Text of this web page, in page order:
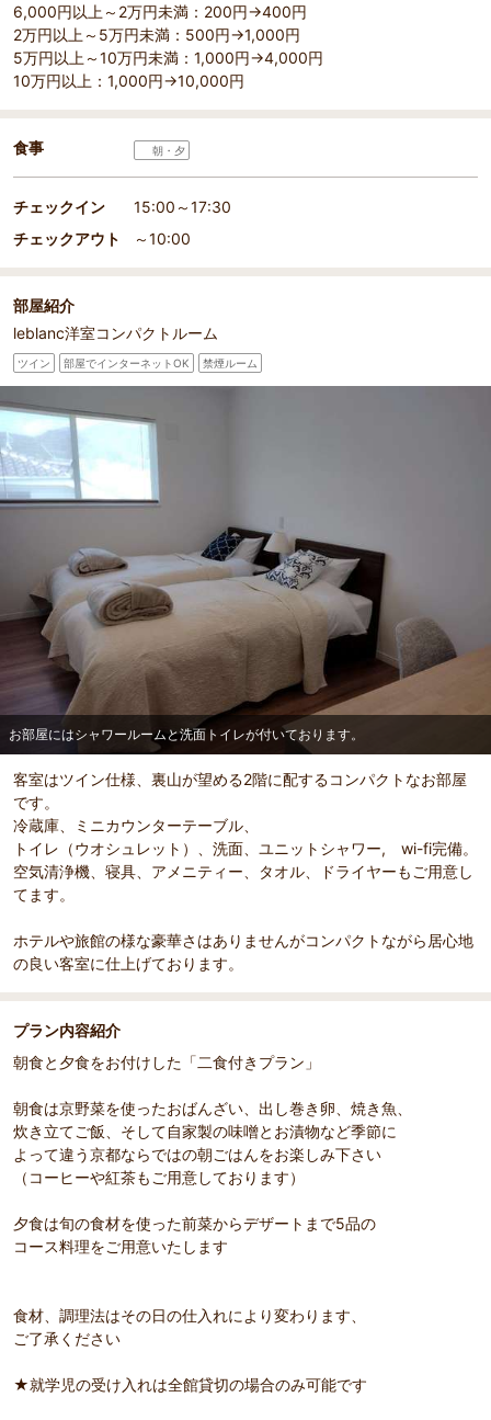
6,000円以上～2万円未満：200円→400円
2万円以上～5万円未満：500円→1,000円
5万円以上～10万円未満：1,000円→4,000円
10万円以上：1,000円→10,000円
食事 朝・夕
チェックイン
15:00～17:30
チェックアウト
～10:00
部屋紹介
leblanc洋室コンパクトルーム
ツイン 部屋でインターネットOK 禁煙ルーム
お部屋にはシャワールームと洗面トイレが付いております。
客室はツイン仕様、裏山が望める2階に配するコンパクトなお部屋
です。
冷蔵庫、ミニカウンターテーブル、
トイレ（ウオシュレット）、洗面、ユニットシャワー, wi-fi完備。
空気清浄機、寝具、アメニティー、タオル、ドライヤーもご用意し
てます。
ホテルや旅館の様な豪華さはありませんがコンパクトながら居心地
の良い客室に仕上げております。
プラン内容紹介
朝食と夕食をお付けした「二食付きプラン」
朝食は京野菜を使ったおばんざい、出し巻き卵、焼き魚、
炊き立てご飯、そして自家製の味噌とお漬物など季節に
よって違う京都ならではの朝ごはんをお楽しみ下さい
（コーヒーや紅茶もご用意しております）
夕食は旬の食材を使った前菜からデザートまで5品の
コース料理をご用意いたします
食材、調理法はその日の仕入れにより変わります、
ご了承ください
★就学児の受け入れは全館貸切の場合のみ可能です
部屋詳細